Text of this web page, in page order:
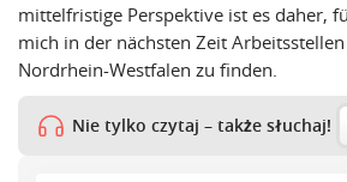
mittelfristige Perspektive ist es daher,
mich in der nächsten Zeit
Nordrhein-Westfalen zu finden.
Nie tylko czytaj – także słuchaj!